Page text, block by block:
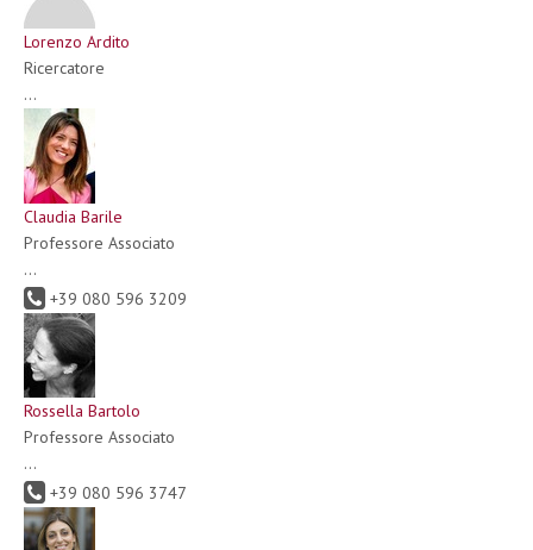
Lorenzo Ardito
Ricercatore
...
Claudia Barile
Professore Associato
...
+39 080 596 3209
Rossella Bartolo
Professore Associato
...
+39 080 596 3747